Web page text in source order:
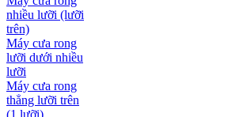
nhiều lưỡi (lưỡi
trên)
Máy cưa rong
lưỡi dưới nhiều
lưỡi
Máy cưa rong
thẳng lưỡi trên
(1 lưỡi)